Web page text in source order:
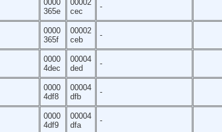
0000
365e
00002
cec
-
0000
365f
00002
ceb
-
0000
4dec
00004
ded
-
0000
4df8
00004
dfb
-
0000
4df9
00004
dfa
-